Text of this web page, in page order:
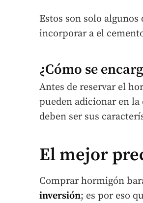
Estos son solo
incorporar a el
¿Cómo se
Antes de reservar el
pueden adicionar en
deben ser sus
El mejor
Comprar hormigón
inversión; es por eso